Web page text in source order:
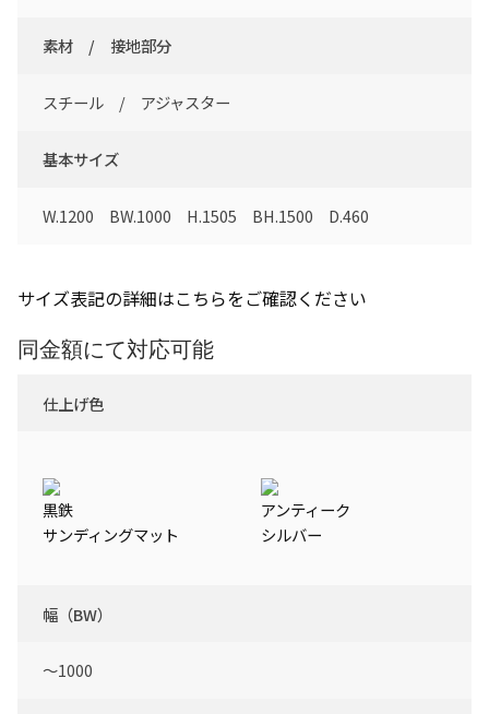
素材 / 接地部分
スチール / アジャスター
基本サイズ
W.1200 BW.1000 H.1505 BH.1500 D.460
サイズ表記の詳細はこちらをご確認ください
同金額にて対応可能
仕上げ色
黒鉄
サンディングマット
アンティーク
シルバー
幅（BW）
～1000